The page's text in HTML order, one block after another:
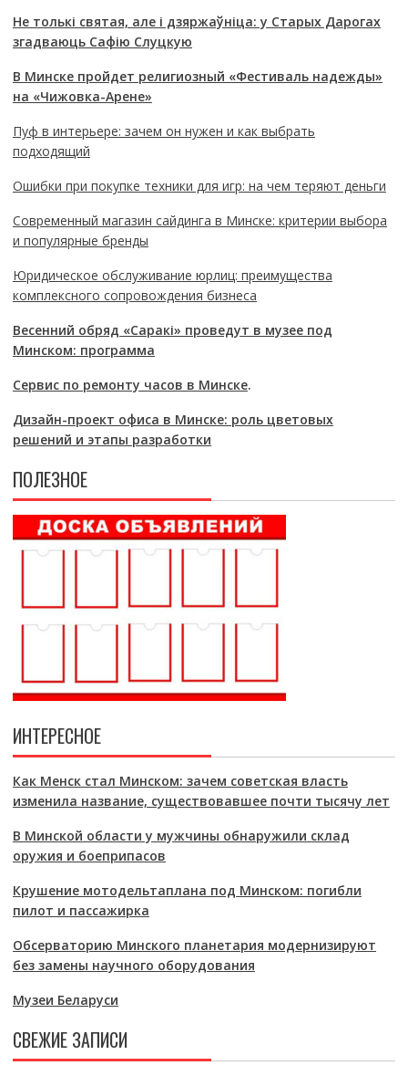
Не толькі святая, але і дзяржаўніца: у Старых Дарогах
згадваюць Сафію Слуцкую
В Минске пройдет религиозный «Фестиваль надежды»
на «Чижовка-Арене»
Пуф в интерьере: зачем он нужен и как выбрать
подходящий
Ошибки при покупке техники для игр: на чем теряют деньги
Современный магазин сайдинга в Минске: критерии выбора
и популярные бренды
Юридическое обслуживание юрлиц: преимущества
комплексного сопровождения бизнеса
Весенний обряд «Саракі» проведут в музее под
Минском: программа
Сервис по ремонту часов в Минске.
Дизайн-проект офиса в Минске: роль цветовых
решений и этапы разработки
ПОЛЕЗНОЕ
ИНТЕРЕСНОЕ
Как Менск стал Минском: зачем советская власть
изменила название, существовавшее почти тысячу лет
В Минской области у мужчины обнаружили склад
оружия и боеприпасов
Крушение мотодельтаплана под Минском: погибли
пилот и пассажирка
Обсерваторию Минского планетария модернизируют
без замены научного оборудования
Музеи Беларуси
СВЕЖИЕ ЗАПИСИ